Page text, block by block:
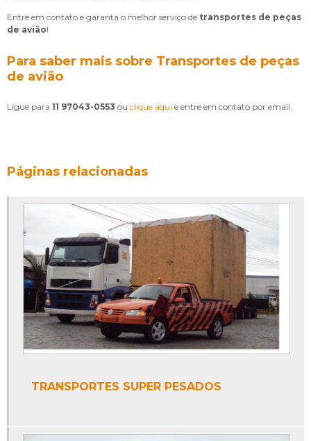
Entre em contato e garanta o melhor serviço de transportes de peças
de avião!
Para saber mais sobre Transportes de peças
de avião
Ligue para 11 97043-0553 ou clique aqui e entre em contato por email.
Páginas relacionadas
TRANSPORTES SUPER PESADOS